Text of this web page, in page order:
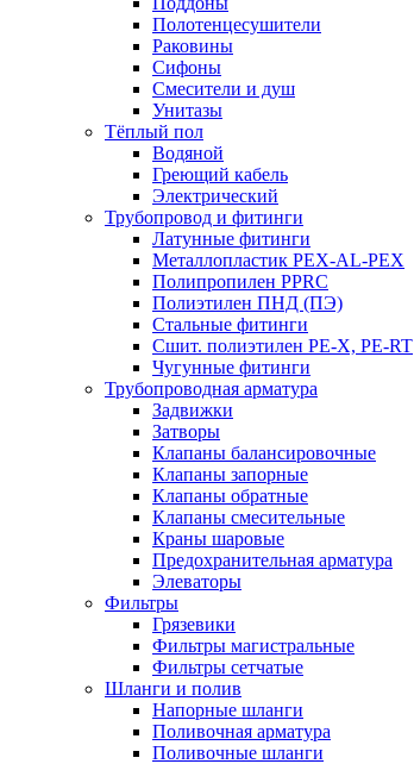
Полотенцесушители
Раковины
Сифоны
Смесители и душ
Унитазы
Тёплый пол
Водяной
Греющий кабель
Электрический
Трубопровод и фитинги
Латунные фитинги
Металлопластик PEX-AL-PEX
Полипропилен PPRC
Полиэтилен ПНД (ПЭ)
Стальные фитинги
Сшит. полиэтилен PE-X, PE-RT
Чугунные фитинги
Трубопроводная арматура
Задвижки
Затворы
Клапаны балансировочные
Клапаны запорные
Клапаны обратные
Клапаны смесительные
Краны шаровые
Предохранительная арматура
Элеваторы
Фильтры
Грязевики
Фильтры магистральные
Фильтры сетчатые
Шланги и полив
Напорные шланги
Поливочная арматура
Поливочные шланги